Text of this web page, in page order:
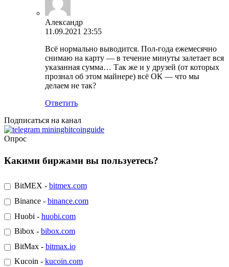
Александр
11.09.2021 23:55
Всё нормально выводится. Пол-года ежемесячно
снимаю на карту — в течение минуты залетает вся
указанная сумма… Так же и у друзей (от которых
прознал об этом майнере) всё ОК — что мы
делаем не так?
Ответить
Подписаться на канал
Опрос
Какими биржами вы пользуетесь?
BitMEX - bitmex.com
Binance - binance.com
Huobi - huobi.com
Bibox - bibox.com
BitMax - bitmax.io
Kucoin - kucoin.com